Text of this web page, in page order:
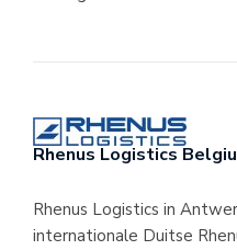
Rhenus Logistics
Rhenus Logistics in
internationale Duitse